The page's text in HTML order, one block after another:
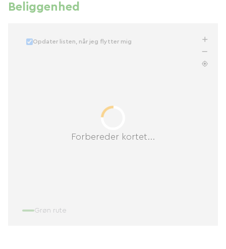
Beliggenhed
Forbereder kortet...
Opdater listen, når jeg flytter mig
Grøn rute